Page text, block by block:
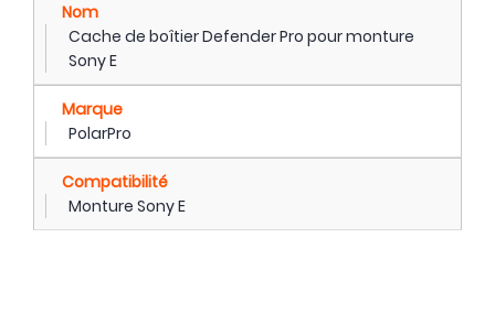
Nom
Cache de boîtier Defender Pro pour monture
Sony E
Marque
PolarPro
Compatibilité
Monture Sony E